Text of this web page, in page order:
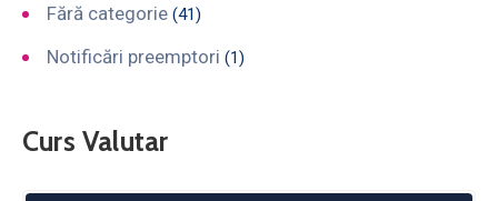
Fără categorie (41)
Notificări preemptori (1)
Curs Valutar